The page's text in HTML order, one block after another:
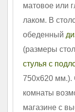
матовое или
лаком. В
обеденный
(размеры
стулья с
750х620 мм.).
комнаты
магазине с